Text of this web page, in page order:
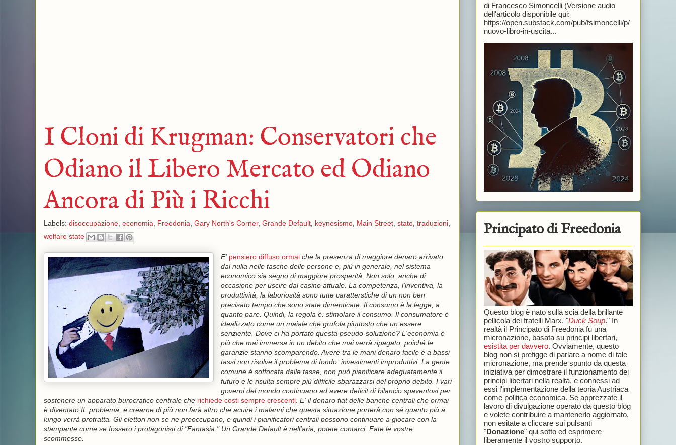
I Cloni di Krugman: Conservatori che
Odiano il Libero Mercato ed Odiano
Ancora di Più i Ricchi
Labels: disoccupazione, economia Freedonia Gary North's Corner, Grande Default, keynesismo, Main Street, stato, traduzioni,
welfare state
E' pensiero diffuso ormai che la presenza di maggiore denaro arrivato
dal nulla nelle tasche delle persone e, più in generale, nel sistema
economico sia segno di maggiore prosperità. Non solo, anche di
occasione per uscire dal casino attuale. La competenza, l'inventiva, la
produttività, la laboriosità sono tutte caratterstiche di un non ben
precisato tempo che sono state dimenticate. Il consumo è la legge, a
quanto pare. Quindi, la regola è: stimolare il consumo. Il consumatore è
idealizzato come un maiale che grufola piuttosto che un essere
senziente. Dove ci ha portato questa pseudo-soluzione? L'economia è
più che mai immersa in un debito che mai verrà ripagato, poiché le
garanzie stanno scomparendo. Avere tra le mani denaro facile e a bassi
tassi non risolve il problema di fondo: investimenti improduttivi. La gente
comune è soffocata dalle tasse, non può pianificare adeguatamente il
futuro e le risulta sempre più difficile sbarazzarsi del proprio debito. I vari
governi del mondo continuano ad avere deficit di bilancio spaventosi per
sostenere un apparato burocratico centrale che richiede costi sempre crescenti. E' il denaro fiat delle banche centrali che ormai
è diventato IL problema, e crearne di più non farà altro che acuire i malanni che questa situazione porterà con sé quanto più a
lungo verrà protratta. Gli elettori non se ne preoccupano, e quindi i pianificatori centrali possono continuare a giocare con la
stampante come se fossero i protagonisti di "Fantasia." Un Grande Default è nell'aria, potete contarci. Fate le vostre
scommesse.
di Francesco Simoncelli (Versione audio
dell'articolo disponibile qui:
https://open.substack.com/pub/fsimoncelli/p/
nuovo-libro-in-uscita...
Principato di Freedonia
Questo blog è nato sulla scia della brillante
pellicola dei fratelli Marx, "Duck Soup." In
realtà il Principato di Freedonia fu una
micronazione, basata su principi libertari,
esistita per davvero. Ovviamente, questo
blog non si prefigge di parlare a nome di tale
micronazione, ma prende spunto da questa
iniziativa per dimostrare il funzionamento dei
principi libertari nella realtà, e connessi ad
essi l'implementazione della teoria Austriaca
come politica economica. Se apprezzate il
lavoro di divulgazione operato da questo blog
e volete contribuire a mantenerlo aggiornato,
non esitate a cliccare sui pulsanti
"Donazione" qui sotto ed esprimere
liberamente il vostro supporto.